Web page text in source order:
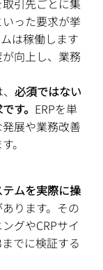
引先ごとに集
った要求が挙
は稼働します
向上し、業務
必須ではない
す。 ERPを単
展や業務改善
。
テムを実際に操
ります。その
グやCRPサイ
でに検証する